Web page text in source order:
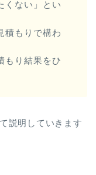
くない」とい
積もりで構わ
もり結果をひ
説明していきます